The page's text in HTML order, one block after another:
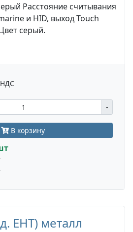
Расстояние считывания
и HID, выход Touch
серый.
-
В корзину
EHT) металл